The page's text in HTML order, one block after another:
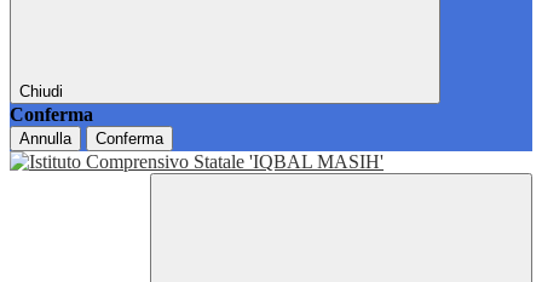
Chiudi
Conferma
Annulla Conferma